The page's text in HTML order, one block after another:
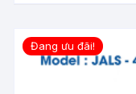
Đang ưu đãi!